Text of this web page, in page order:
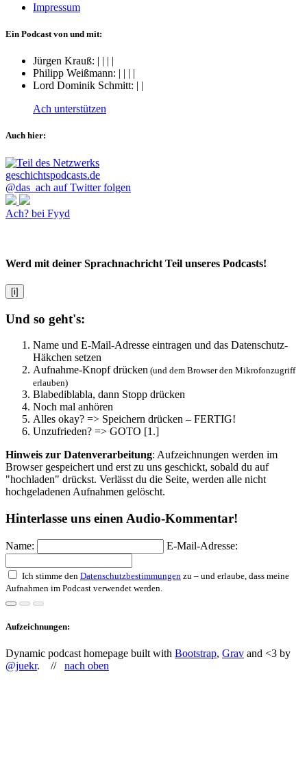
Impressum
Ein Podcast von und mit:
Jürgen Krauß: | | | |
Philipp Weißmann: | | | |
Lord Dominik Schmitt: | |
Ach unterstützen
Auch hier:
@das_ach auf Twitter folgen
Ach? bei Fyyd
Werd mit deiner Sprachnachricht Teil unseres Podcasts!
[i]
Und so geht's:
Name und E-Mail-Adresse eintragen und das Datenschutz-
Häkchen setzen
Aufnahme-Knopf drücken (und dem Browser den Mikrofonzugriff
erlauben)
Blabediblabla, dann Stopp drücken
Noch mal anhören
Alles okay? => Speichern drücken – FERTIG!
Unzufrieden? => GOTO [1.]
Hinweis zur Datenverarbeitung: Aufzeichnungen werden im
Browser gespeichert und erst zu uns geschickt, sobald du auf
"hochladen" drückst. Verlässt du die Seite, werden alle nicht
hochgeladenen Aufnahmen gelöscht.
Hinterlasse uns einen Audio-Kommentar!
Name: E-Mail-Adresse:
Ich stimme den Datenschutzbestimmungen zu – und erlaube, dass meine
Aufnahmen im Podcast verwendet werden.
Aufzeichnungen:
Dynamic podcast homepage built with Bootstrap, Grav and <3 by
@juekr. // nach oben